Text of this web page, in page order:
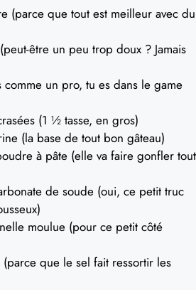
(parce que tout est meilleur avec du
être un peu trop doux ? Jamais
comme un pro, tu es dans le game
(1 ½ tasse, en gros)
(la base de tout bon gâteau)
à pâte (elle va faire gonfler tout
de soude (oui, ce petit truc
moulue (pour ce petit côté
que le sel fait ressortir les